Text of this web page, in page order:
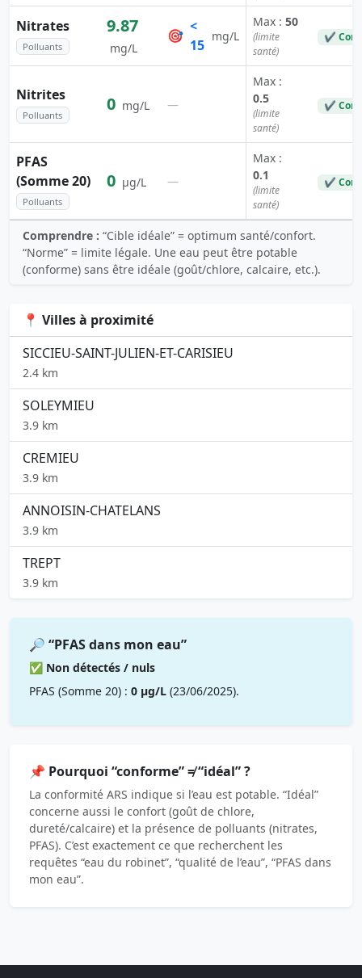
Nitrates
Polluants
9.87
mg/L
🎯
<
15
mg/L
Max : 50
(limite
santé)
✔
Nitrites
Polluants
0 mg/L —
Max :
0.5
(limite
santé)
✔
PFAS
(Somme 20)
Polluants
0 µg/L —
Max :
0.1
(limite
santé)
✔
Comprendre : “Cible idéale” = optimum santé/confort.
“Norme” = limite légale. Une eau peut être potable
(conforme) sans être idéale (goût/chlore, calcaire, etc.).
📍 Villes à proximité
SICCIEU-SAINT-JULIEN-ET-CARISIEU
2.4 km
SOLEYMIEU
3.9 km
CREMIEU
3.9 km
ANNOISIN-CHATELANS
3.9 km
TREPT
3.9 km
🔎 “PFAS dans mon eau”
✅ Non détectés / nuls
PFAS (Somme 20) : 0 µg/L (23/06/2025).
📌 Pourquoi “conforme” ≠ “idéal” ?
La conformité ARS indique si l’eau est potable. “Idéal”
concerne aussi le confort (goût de chlore,
dureté/calcaire) et la présence de polluants (nitrates,
PFAS). C’est exactement ce que recherchent les
requêtes “eau du robinet”, “qualité de l’eau”, “PFAS dans
mon eau”.